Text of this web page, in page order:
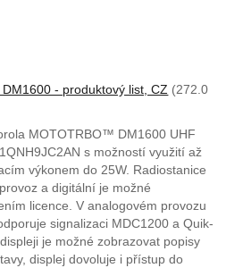
- produktový list, CZ (272.0
MOTOTRBO™ DM1600 UHF
s možností využití až
výkonem do 25W. Radiostanice
a digitální je možné
licence. V analogovém provozu
signalizaci MDC1200 a Quik-
je možné zobrazovat popisy
displej dovoluje i přístup do